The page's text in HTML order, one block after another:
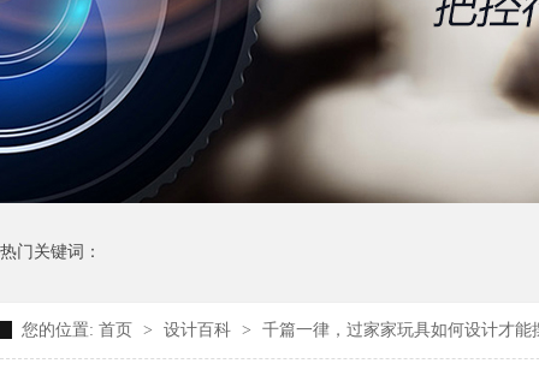
热门关键词：
您的位置: 首页 > 设计百科 > 千篇一律，过家家玩具如何设计才能摆